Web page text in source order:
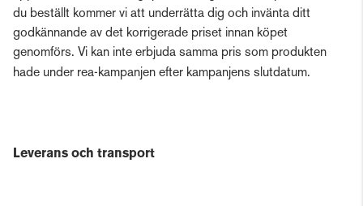
du beställt kommer vi att underrätta dig och invänta ditt
godkännande av det korrigerade priset innan köpet
genomförs. Vi kan inte erbjuda samma pris som produkten
hade under rea-kampanjen efter kampanjens slutdatum.
Leverans och transport